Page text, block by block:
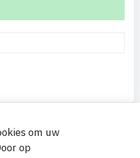
RETOURRECHT
om uw
op